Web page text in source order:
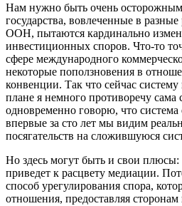
Нам нужно быть очень
государства, вовлеченные в
ООН, пытаются кардинально
инвестиционных споров. Что-то
сфере международного
некоторые поползновения в
конвенции. Так что сейчас
плане я немного противоречу сама
одновременно говорю, что система
впервые за сто лет мы видим
посягательств на сложившуюся
Но здесь могут быть и свои плюсы:
приведет к расцвету медиации.
способ урегулирования спора,
отношения, предоставляя